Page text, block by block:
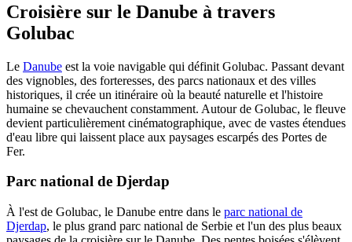
Croisière sur le Danube à travers
Golubac
Le Danube est la voie navigable qui définit Golubac. Passant devant
des vignobles, des forteresses, des parcs nationaux et des villes
historiques, il crée un itinéraire où la beauté naturelle et l'histoire
humaine se chevauchent constamment. Autour de Golubac, le fleuve
devient particulièrement cinématographique, avec de vastes étendues
d'eau libre qui laissent place aux paysages escarpés des Portes de
Fer.
Parc national de Djerdap
À l'est de Golubac, le Danube entre dans le parc national de
Djerdap, le plus grand parc national de Serbie et l'un des plus beaux